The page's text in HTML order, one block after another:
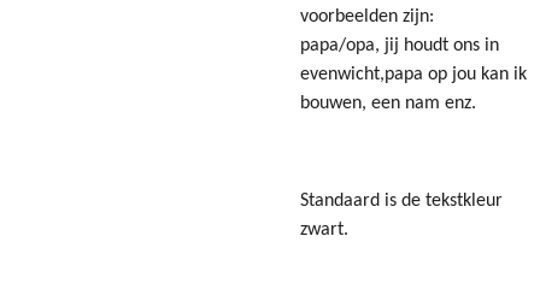
voorbeelden zijn:
papa/opa, jij houdt ons in
evenwicht,papa op jou kan ik
bouwen, een nam enz.
Standaard is de tekstkleur
zwart.